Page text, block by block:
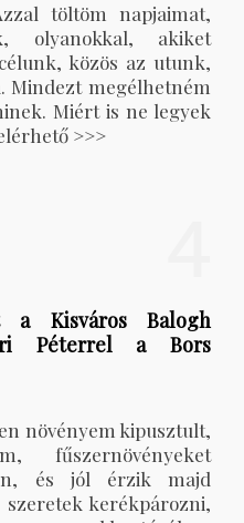
töltöm napjaimat,
olyanokkal, akiket
közös az utunk,
Mindezt megélhetném
Miért is ne legyek
>>>
a Kisváros Balogh
Péterrel a Bors
növényem kipusztult,
fűszernövényeket
és jól érzik majd
kerékpározni,